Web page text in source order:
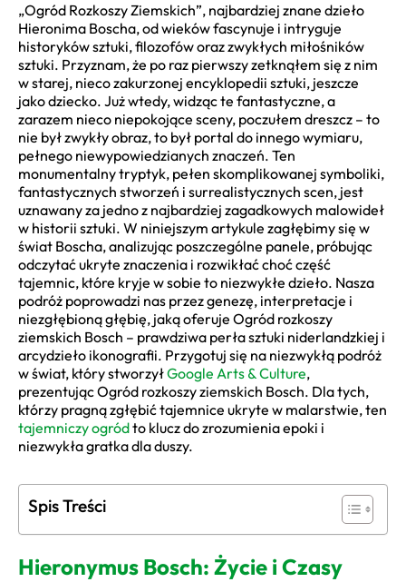
„Ogród Rozkoszy Ziemskich”, najbardziej znane dzieło
Hieronima Boscha, od wieków fascynuje i intryguje
historyków sztuki, filozofów oraz zwykłych miłośników
sztuki. Przyznam, że po raz pierwszy zetknąłem się z nim
w starej, nieco zakurzonej encyklopedii sztuki, jeszcze
jako dziecko. Już wtedy, widząc te fantastyczne, a
zarazem nieco niepokojące sceny, poczułem dreszcz – to
nie był zwykły obraz, to był portal do innego wymiaru,
pełnego niewypowiedzianych znaczeń. Ten
monumentalny tryptyk, pełen skomplikowanej symboliki,
fantastycznych stworzeń i surrealistycznych scen, jest
uznawany za jedno z najbardziej zagadkowych malowideł
w historii sztuki. W niniejszym artykule zagłębimy się w
świat Boscha, analizując poszczególne panele, próbując
odczytać ukryte znaczenia i rozwikłać choć część
tajemnic, które kryje w sobie to niezwykłe dzieło. Nasza
podróż poprowadzi nas przez genezę, interpretacje i
niezgłębioną głębię, jaką oferuje Ogród rozkoszy
ziemskich Bosch – prawdziwa perła sztuki niderlandzkiej i
arcydzieło ikonografii. Przygotuj się na niezwykłą podróż
w świat, który stworzyłGoogle Arts & Culture,
prezentując Ogród rozkoszy ziemskich Bosch. Dla tych,
którzy pragną zgłębić tajemnice ukryte w malarstwie, ten
tajemniczy ogródto klucz do zrozumienia epoki i
niezwykła gratka dla duszy.
Spis Treści
Hieronymus Bosch: Życie i Czasy